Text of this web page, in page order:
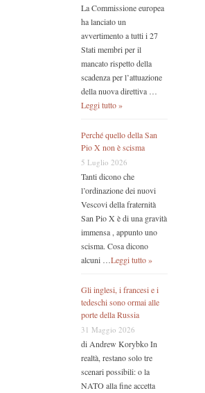
La Commissione europea
ha lanciato un
avvertimento a tutti i 27
Stati membri per il
mancato rispetto della
scadenza per l’attuazione
della nuova direttiva …
Leggi tutto »
Perché quello della San
Pio X non è scisma
5 Luglio 2026
Tanti dicono che
l’ordinazione dei nuovi
Vescovi della fraternità
San Pio X è di una gravità
immensa , appunto uno
scisma. Cosa dicono
alcuni …Leggi tutto »
Gli inglesi, i francesi e i
tedeschi sono ormai alle
porte della Russia
31 Maggio 2026
di Andrew Korybko In
realtà, restano solo tre
scenari possibili: o la
NATO alla fine accetta